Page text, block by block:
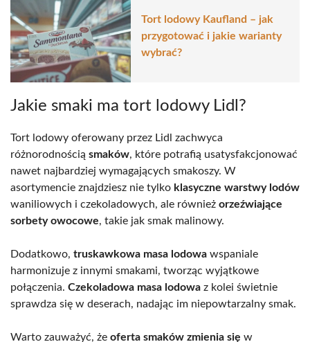
Tort lodowy Kaufland – jak
przygotować i jakie warianty
wybrać?
Jakie smaki ma tort lodowy Lidl?
Tort lodowy oferowany przez Lidl zachwyca
różnorodnością smaków, które potrafią usatysfakcjonować
nawet najbardziej wymagających smakoszy. W
asortymencie znajdziesz nie tylko klasyczne warstwy lodów
waniliowych i czekoladowych, ale również orzeźwiające
sorbety owocowe, takie jak smak malinowy.
Dodatkowo, truskawkowa masa lodowa wspaniale
harmonizuje z innymi smakami, tworząc wyjątkowe
połączenia. Czekoladowa masa lodowa z kolei świetnie
sprawdza się w deserach, nadając im niepowtarzalny smak.
Warto zauważyć, że oferta smaków zmienia się w